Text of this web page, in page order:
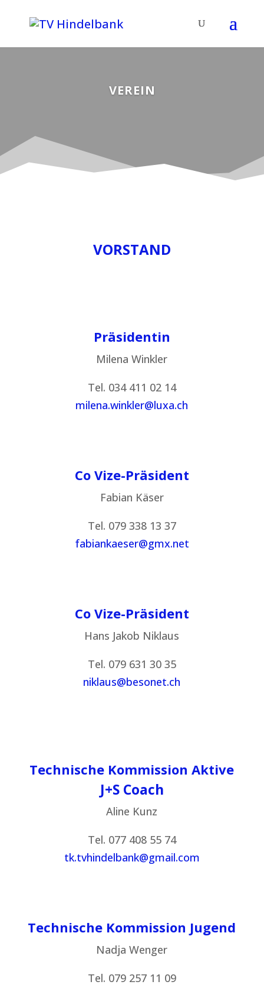
VEREIN
VORSTAND
Präsidentin
Milena Winkler
Tel. 034 411 02 14
milena.winkler@luxa.ch
Co Vize-Präsident
Fabian Käser
Tel. 079 338 13 37
fabiankaeser@gmx.net
Co Vize-Präsident
Hans Jakob Niklaus
Tel. 079 631 30 35
niklaus@besonet.ch
Technische Kommission Aktive
J+S Coach
Aline Kunz
Tel. 077 408 55 74
tk.tvhindelbank@gmail.com
Technische Kommission Jugend
Nadja Wenger
Tel. 079 257 11 09